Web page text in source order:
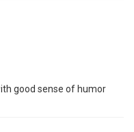
good sense of humor